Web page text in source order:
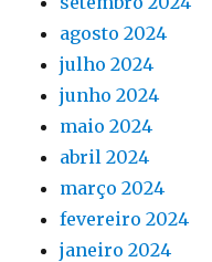
agosto 2024
julho 2024
junho 2024
maio 2024
abril 2024
março 2024
fevereiro 2024
janeiro 2024